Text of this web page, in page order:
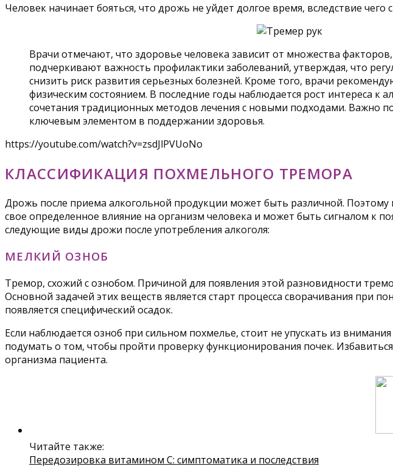
Человек начинает бояться, что дрожь не уйдет долгое время, вследствие
Врачи отмечают, что здоровье человека зависит от множества
подчеркивают важность профилактики заболеваний, утверждая, что
снизить риск развития серьезных болезней. Кроме того, врачи
физическим состоянием. В последние годы наблюдается рост интереса
сочетания традиционных методов лечения с новыми подходами. Важно
ключевым элементом в поддержании здоровья.
https://youtube.com/watch?v=zsdJlPVUoNo
КЛАССИФИКАЦИЯ ПОХМЕЛЬНОГО ТРЕМОРА
Дрожь после приема алкогольной продукции может быть различной.
свое определенное влияние на организм человека и может быть сигналом
следующие виды дрожи после употребления алкоголя:
МЕЛКИЙ ОЗНОБ
Тремор, схожий с ознобом. Причиной для появления этой разновидности
Основной задачей этих веществ является старт процесса сворачивания при
появляется специфический осадок.
Если наблюдается озноб при сильном похмелье, стоит не упускать из
подумать о том, чтобы пройти проверку функционирования почек.
организма пациента.
Читайте также:
Передозировка витамином С: симптоматика и последствия